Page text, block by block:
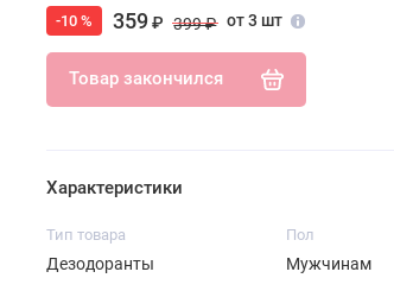
-10 % 359₽ 399 ₽ от 3 шт
Товар закончился
Характеристики
Тип товара
Дезодоранты
Пол
Мужчинам